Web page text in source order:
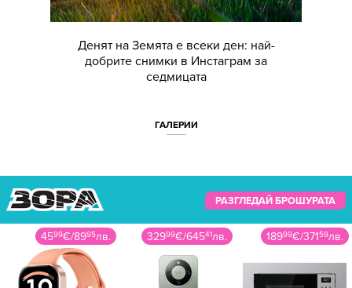
Денят на Земята е всеки ден: най-
добрите снимки в Инстаграм за
седмицата
ГАЛЕРИИ
РАЗГЛЕДАЙ БРОШУРАТА
4599€/8995лв. 32999€/64541лв. 18999€/37159лв.